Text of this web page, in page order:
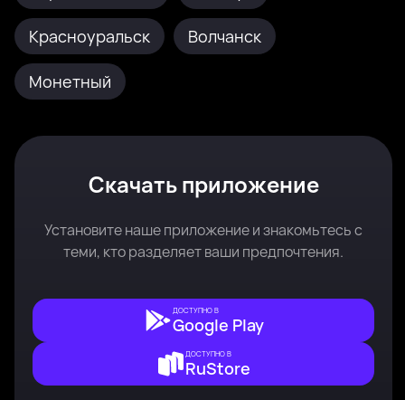
Красноуральск Волчанск
Монетный
Скачать приложение
Установите наше приложение и знакомьтесь с
теми, кто разделяет ваши предпочтения.
ДОСТУПНО В
Google Play
ДОСТУПНО В
RuStore